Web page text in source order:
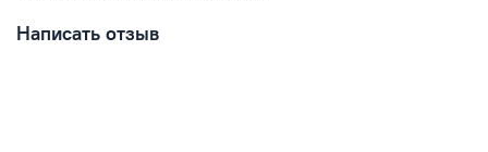
Рекомендована ручная стирка при температуре воды,
Написать отзыв